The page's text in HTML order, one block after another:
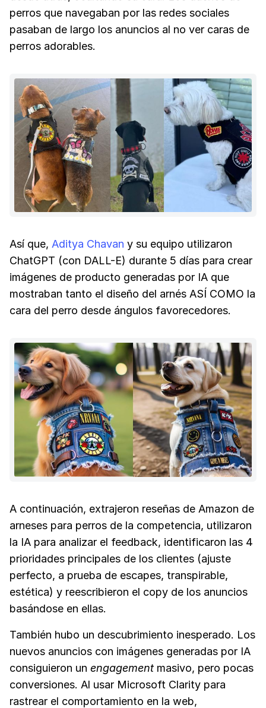
perros que navegaban por las redes sociales
pasaban de largo los anuncios al no ver caras de
perros adorables.
Así que, Aditya Chavan y su equipo utilizaron
ChatGPT (con DALL-E) durante 5 días para crear
imágenes de producto generadas por IA que
mostraban tanto el diseño del arnés ASÍ COMO la
cara del perro desde ángulos favorecedores.
A continuación, extrajeron reseñas de Amazon de
arneses para perros de la competencia, utilizaron
la IA para analizar el feedback, identificaron las 4
prioridades principales de los clientes (ajuste
perfecto, a prueba de escapes, transpirable,
estética) y reescribieron el copy de los anuncios
basándose en ellas.
También hubo un descubrimiento inesperado. Los
nuevos anuncios con imágenes generadas por IA
consiguieron un engagement masivo, pero pocas
conversiones. Al usar Microsoft Clarity para
rastrear el comportamiento en la web,